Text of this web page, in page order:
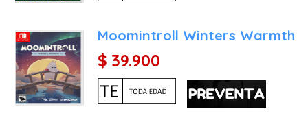
Moomintroll Winters Warmth
$ 39.900